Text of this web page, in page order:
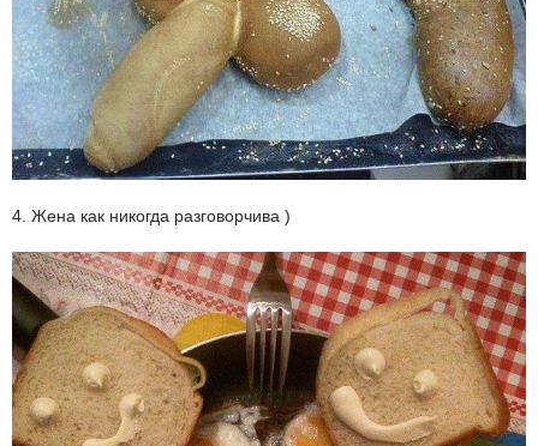
4. Жена как никогда разговорчива )